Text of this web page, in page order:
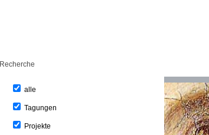
Recherche
alle
Tagungen
Projekte